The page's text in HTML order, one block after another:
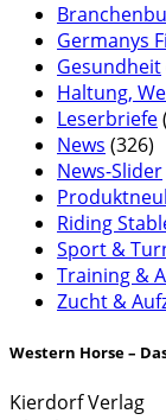
Germanys
Gesundheit
Haltung,
Leserbriefe
News (326)
News-Slider
Riding
Sport &
Training &
Zucht &
Western Horse –
Kierdorf Verlag